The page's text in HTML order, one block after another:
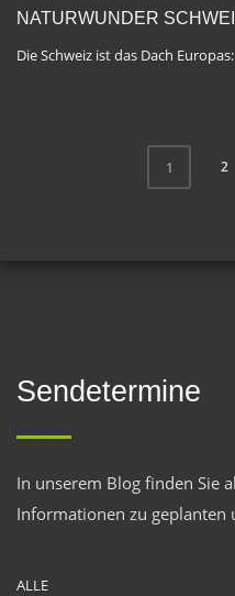
NATURWUNDER
Die Schweiz ist das Dach
1 2
Sendetermine
In unserem Blog finden Sie
Informationen zu geplanten
ALLE